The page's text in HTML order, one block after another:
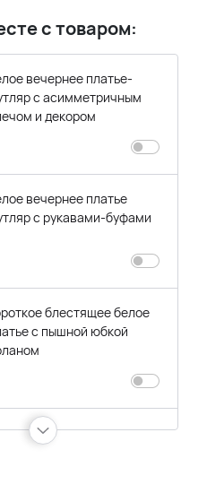
с товаром:
вечернее платье-
с асимметричным
и декором
вечернее платье
с рукавами-буфами
блестящее белое
с пышной юбкой
вечернее платье со